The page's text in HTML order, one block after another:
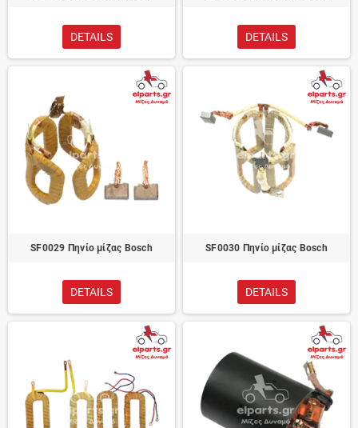
DETAILS DETAILS
SF0029 Πηνίο μίζας Bosch
DETAILS
SF0030 Πηνίο μίζας Bosch
DETAILS